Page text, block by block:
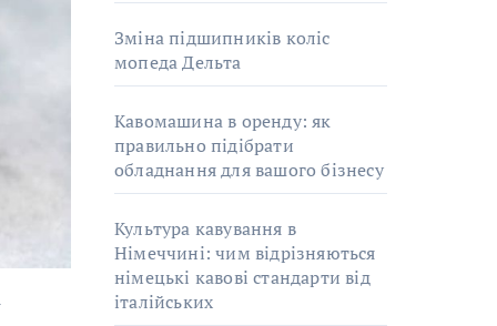
Зміна підшипників коліс
мопеда Дельта
Кавомашина в оренду: як
правильно підібрати
обладнання для вашого бізнесу
Культура кавування в
Німеччині: чим відрізняються
німецькі кавові стандарти від
італійських